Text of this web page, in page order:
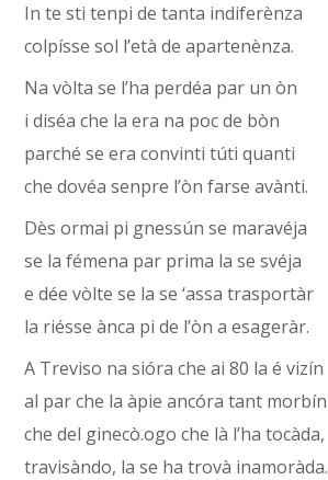
In te sti tenpi de tanta indiferènza
colpísse sol l’età de apartenènza.
Na vòlta se l’ha perdéa par un òn
i diséa che la era na poc de bòn
parché se era convinti túti quanti
che dovéa senpre l’òn farse avànti.
Dès ormai pi gnessún se maravéja
se la fémena par prima la se svéja
e dée vòlte se la se ‘assa trasportàr
la riésse ànca pi de l’òn a esageràr.
A Treviso na sióra che ai 80 la é vizín
al par che la àpie ancóra tant morbín
che del ginecò.ogo che là l’ha tocàda,
travisàndo, la se ha trovà inamoràda.